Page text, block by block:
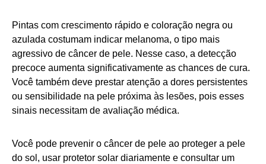
Pintas com crescimento rápido e coloração negra ou
azulada costumam indicar melanoma, o tipo mais
agressivo de câncer de pele. Nesse caso, a detecção
precoce aumenta significativamente as chances de cura.
Você também deve prestar atenção a dores persistentes
ou sensibilidade na pele próxima às lesões, pois esses
sinais necessitam de avaliação médica.
Você pode prevenir o câncer de pele ao proteger a pele
do sol, usar protetor solar diariamente e consultar um